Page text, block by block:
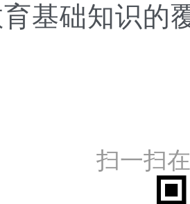
基础知识的
扫一扫